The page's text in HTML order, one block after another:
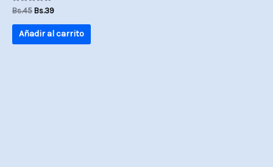
Valorado
0
Bs.45 Bs.39
Añadir al carrito